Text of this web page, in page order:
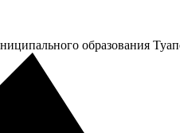
образования